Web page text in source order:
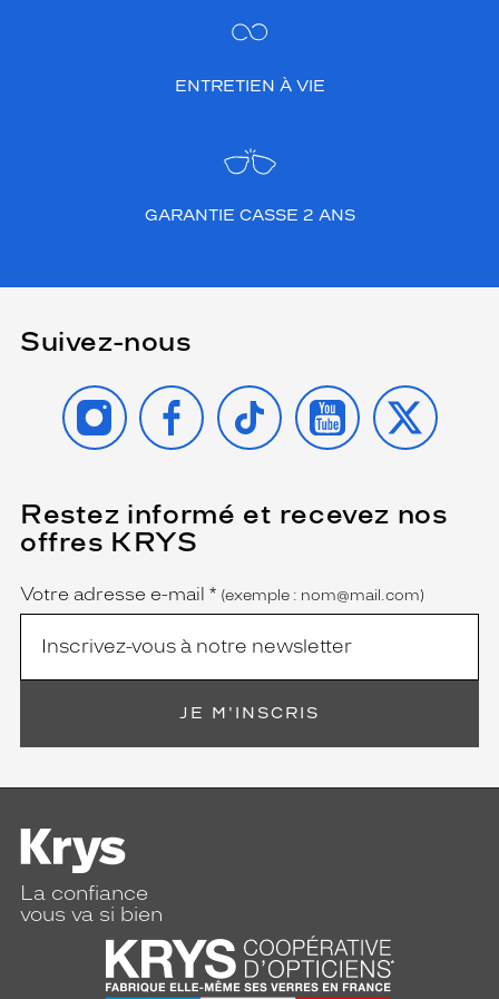
ENTRETIEN À VIE
GARANTIE CASSE 2 ANS
Suivez-nous
INSTAGRAMFACEBOOK
TIKTOK YOUTUBE
X
Restez informé et recevez nos
offres KRYS
Name
Votre adresse e-mail *
(Ce
champ
est
obligatoire)
(exemple : nom@mail.com)
JE M'INSCRIS
La confiance
vous va si bien